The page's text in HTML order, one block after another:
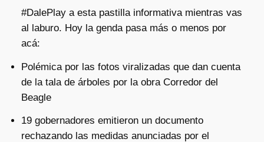
#DalePlay a esta pastilla informativa mientras vas
al laburo. Hoy la genda pasa más o menos por
acá:
Polémica por las fotos viralizadas que dan cuenta
de la tala de árboles por la obra Corredor del
Beagle
19 gobernadores emitieron un documento
rechazando las medidas anunciadas por el